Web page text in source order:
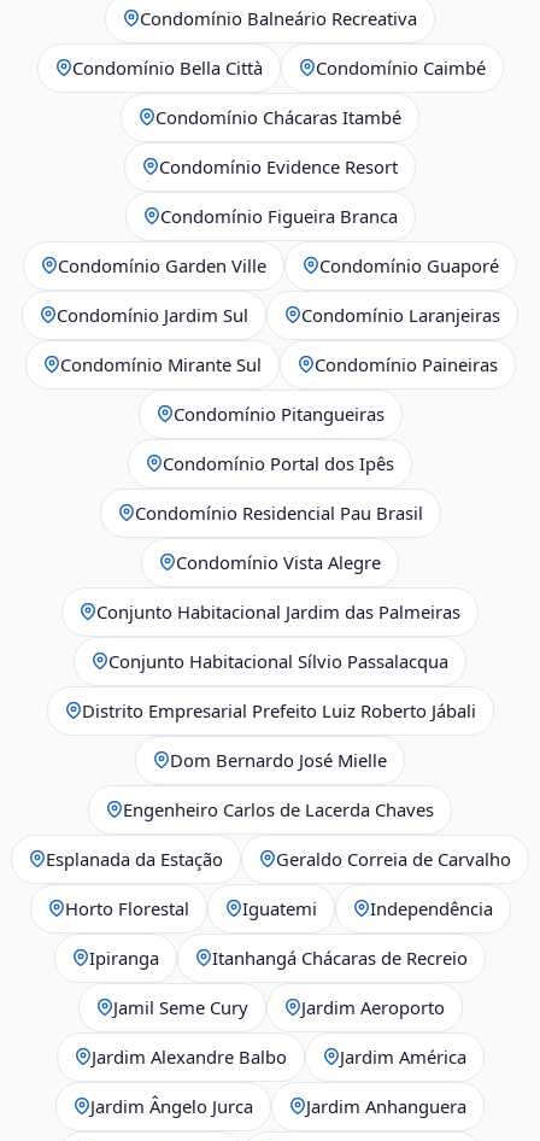
Condomínio Balneário Recreativa
Condomínio Bella Città Condomínio Caimbé
Condomínio Chácaras Itambé
Condomínio Evidence Resort
Condomínio Figueira Branca
Condomínio Garden Ville Condomínio Guaporé
Condomínio Jardim Sul Condomínio Laranjeiras
Condomínio Mirante Sul Condomínio Paineiras
Condomínio Pitangueiras
Condomínio Portal dos Ipês
Condomínio Residencial Pau Brasil
Condomínio Vista Alegre
Conjunto Habitacional Jardim das Palmeiras
Conjunto Habitacional Sílvio Passalacqua
Distrito Empresarial Prefeito Luiz Roberto Jábali
Dom Bernardo José Mielle
Engenheiro Carlos de Lacerda Chaves
Esplanada da Estação Geraldo Correia de Carvalho
Horto Florestal Iguatemi Independência
Ipiranga Itanhangá Chácaras de Recreio
Jamil Seme Cury Jardim Aeroporto
Jardim Alexandre Balbo Jardim América
Jardim Ângelo Jurca Jardim Anhanguera